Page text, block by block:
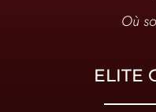
Où
ELITE